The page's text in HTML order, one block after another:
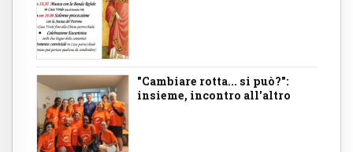
"Cambiare rotta... si può?":
insieme, incontro all'altro